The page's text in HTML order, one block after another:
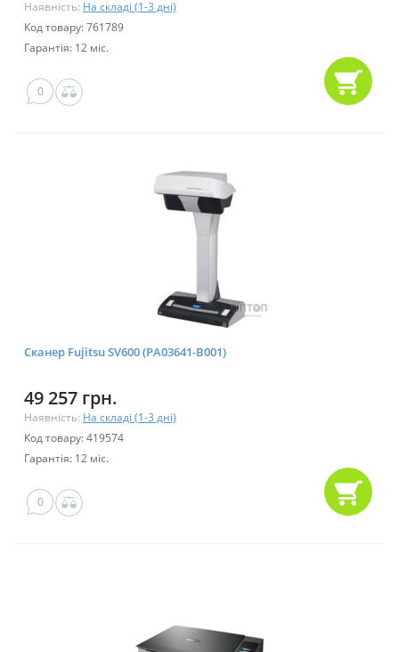
Наявність: На складі (1-3 дні)
Код товару: 761789
Гарантія: 12 міс.
0
Сканер Fujitsu SV600 (PA03641-B001)
49 257 грн.
Наявність: На складі (1-3 дні)
Код товару: 419574
Гарантія: 12 міс.
0